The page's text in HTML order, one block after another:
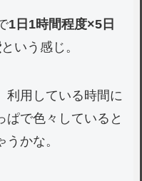
1日1時間程度×5日
という感じ。
利用している時間に
ぱで色々していると
かな。